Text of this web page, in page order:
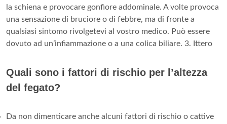
la schiena e provocare gonfiore addominale. A volte provoca
una sensazione di bruciore o di febbre, ma di fronte a
qualsiasi sintomo rivolgetevi al vostro medico. Può essere
dovuto ad un’infiammazione o a una colica biliare. 3. Ittero
Quali sono i fattori di rischio per l’altezza
del fegato?
Da non dimenticare anche alcuni fattori di rischio o cattive